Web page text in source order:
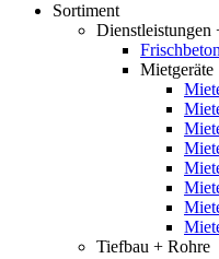
Sortiment
Dienstleistungen
Mietgeräte
Tiefbau + Rohre